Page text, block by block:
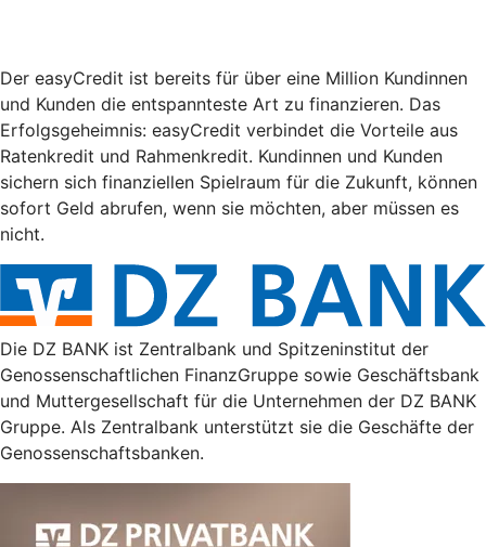
Der easyCredit ist bereits für über eine Million Kundinnen
und Kunden die entspannteste Art zu finanzieren. Das
Erfolgsgeheimnis: easyCredit verbindet die Vorteile aus
Ratenkredit und Rahmenkredit. Kundinnen und Kunden
sichern sich finanziellen Spielraum für die Zukunft, können
sofort Geld abrufen, wenn sie möchten, aber müssen es
nicht.
Die DZ BANK ist Zentralbank und Spitzeninstitut der
Genossenschaftlichen FinanzGruppe sowie Geschäftsbank
und Muttergesellschaft für die Unternehmen der DZ BANK
Gruppe. Als Zentralbank unterstützt sie die Geschäfte der
Genossenschaftsbanken.